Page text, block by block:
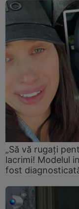
„Să vă rugați
lacrimi! Modelul
fost